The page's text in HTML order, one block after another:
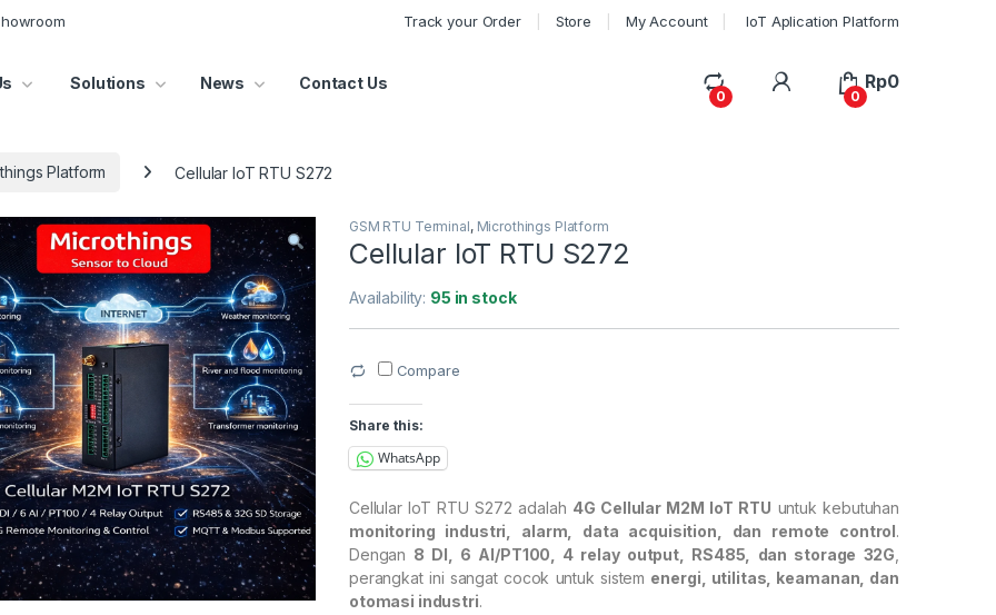
Track your Order Store My Account IoT Aplication Platform
Solutions News Contact Us
0
My Account
0
Rp0
Platform Cellular IoT RTU S272
GSM RTU Terminal, Microthings Platform
Cellular IoT RTU S272
Availability: 95 in stock
Compare
Share this:
WhatsApp
Cellular IoT RTU S272 adalah 4G Cellular M2M IoT RTU untuk kebutuhan
monitoring industri, alarm, data acquisition, dan remote control.
Dengan 8 DI, 6 AI/PT100, 4 relay output, RS485, dan storage 32G
perangkat ini sangat cocok untuk sistem energi, utilitas, keamanan, dan
otomasi industri.